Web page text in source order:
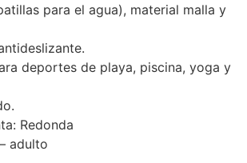
para el agua), material malla y
deportes de playa, piscina, yoga y
Redonda
adulto